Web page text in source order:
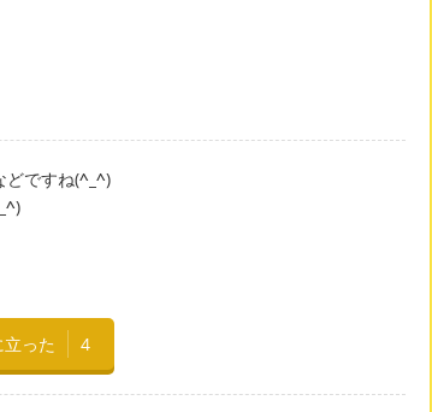
どですね(^_^)
)
立った 4